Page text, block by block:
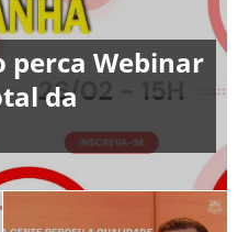
perca Webinar
da